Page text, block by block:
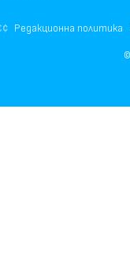
Редакционна политика